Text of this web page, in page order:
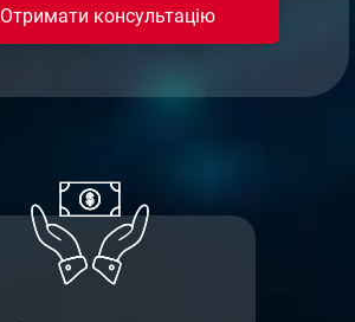
Отримати консультацію